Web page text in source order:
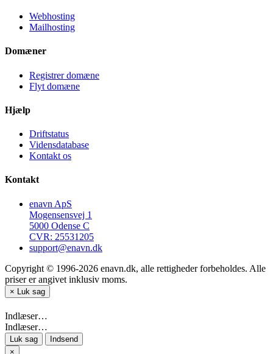
Webhosting
Mailhosting
Domæner
Registrer domæne
Flyt domæne
Hjælp
Driftstatus
Vidensdatabase
Kontakt os
Kontakt
enavn ApS
Mogensensvej 1
5000 Odense C
CVR: 25531205
support@enavn.dk
Copyright © 1996-2026 enavn.dk, alle rettigheder forbeholdes. Alle
priser er angivet inklusiv moms.
× Luk sag
Indlæser…
Indlæser…
Luk sag
Indsend
×